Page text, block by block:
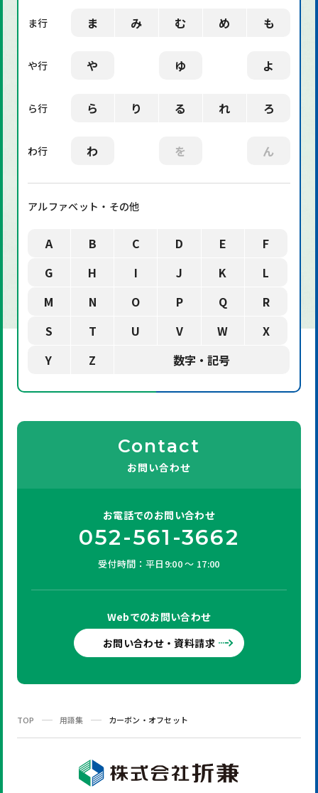
ま行 ま み む め も
や行 や ゆ よ
ら行 ら り る れ ろ
わ行 わ を ん
アルファベット・その他
A B C D E
F
G
H I J K
L
M
N O P Q
R
S
T U V W
X
Y
Z 数字・記号
Contact
お問い合わせ
お電話でのお問い合わせ
052-561-3662
受付時間：平日9:00 ～ 17:00
Webでのお問い合わせ
お問い合わせ・資料請求
TOP 用語集 カーボン・オフセット